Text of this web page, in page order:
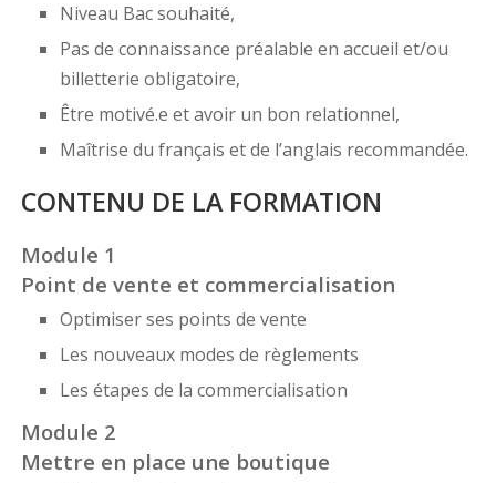
Niveau Bac souhaité,
Pas de connaissance préalable en accueil et/ou
billetterie obligatoire,
Être motivé.e et avoir un bon relationnel,
Maîtrise du français et de l’anglais recommandée.
CONTENU DE LA FORMATION
Module 1
Point de vente et commercialisation
Optimiser ses points de vente
Les nouveaux modes de règlements
Les étapes de la commercialisation
Module 2
Mettre en place une boutique